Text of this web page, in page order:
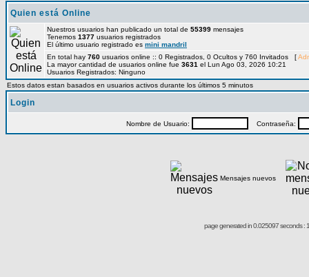
Quien está Online
Nuestros usuarios han publicado un total de 55399 mensajes
Tenemos 1377 usuarios registrados
El último usuario registrado es mini mandril
En total hay 760 usuarios online :: 0 Registrados, 0 Ocultos y 760 Invitados [
La mayor cantidad de usuarios online fue 3631 el Lun Ago 03, 2026 10:21
Usuarios Registrados: Ninguno
Estos datos estan basados en usuarios activos durante los últimos 5 minutos
Login
Nombre de Usuario: Contraseña:
Mensajes nuevos
page generated in 0.025097 seconds :